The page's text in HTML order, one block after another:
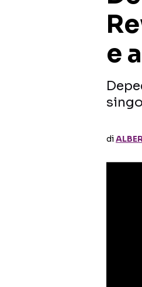
e
di